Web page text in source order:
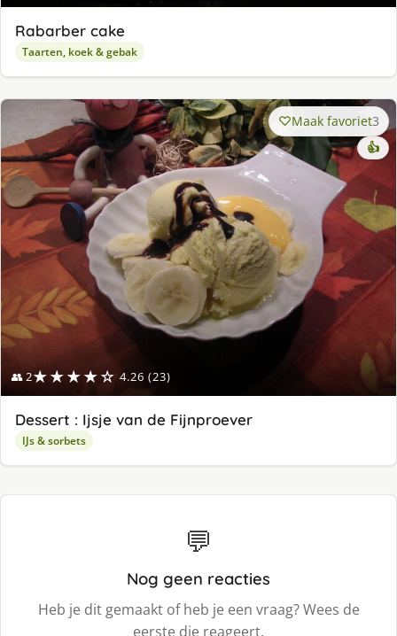
Rabarber cake
Taarten, koek & gebak
👥 2★★★★☆ 4.26 (23)
Maak favoriet3
👍
Dessert : Ijsje van de Fijnproever
IJs & sorbets
💬
Nog geen reacties
Heb je dit gemaakt of heb je een vraag? Wees de
eerste die reageert.